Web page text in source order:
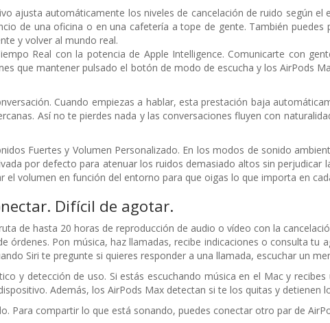
ajusta automáticamente los niveles de cancelación de ruido según
de una oficina o en una cafetería a tope de gente. También
y volver al mundo real.
Real con la potencia de Apple Intelligence. Comunicarte con
que mantener pulsado el botón de modo de escucha y los AirPods
Cuando empiezas a hablar, esta prestación baja
Así no te pierdes nada y las conversaciones fluyen con
Fuertes y Volumen Personalizado. En los modos de sonido
por defecto para atenuar los ruidos demasiado altos sin perjudicar
el volumen en función del entorno para que oigas lo que importa en
Difícil de agotar.
de hasta 20 horas de reproducción de audio o vídeo con la
órdenes. Pon música, haz llamadas, recibe indicaciones o consulta tu
Siri te pregunte si quieres responder a una llamada, escuchar un
y detección de uso. Si estás escuchando música en el Mac y
Además, los AirPods Max detectan si te los quitas y detienen
Para compartir lo que está sonando, puedes conectar otro par de